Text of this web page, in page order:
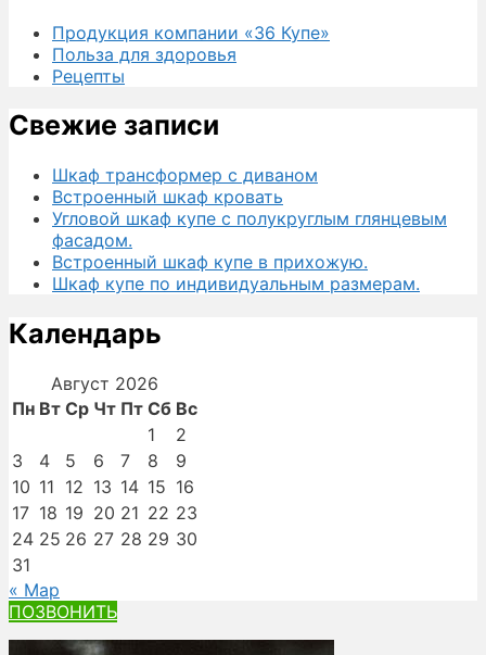
Продукция компании «36 Купе»
Польза для здоровья
Рецепты
Свежие записи
Шкаф трансформер с диваном
Встроенный шкаф кровать
Угловой шкаф купе с полукруглым глянцевым
фасадом.
Встроенный шкаф купе в прихожую.
Шкаф купе по индивидуальным размерам.
Календарь
Август 2026
Пн Вт Ср Чт Пт Сб Вс
1
2
3
4 5 6 7 8
9
10 11 12 13 14 15 16
17 18 19 20 21 22 23
24 25 26 27 28 29 30
31
« Мар
ПОЗВОНИТЬ